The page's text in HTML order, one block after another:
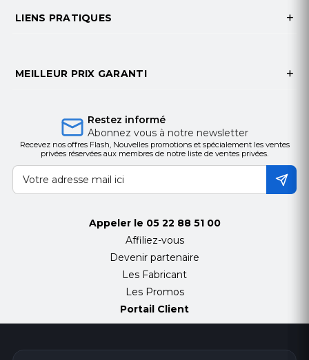
Revêtement en poudre résistant aux rayons UV
Cycle de service %
80
CT10224
Alimentation Vac
230
Fréquence de tension alternative Hz 50/60
Courant nominal A
Classe d'isolation
ET
Niveau de protection IP
Dimensions (D – P – L) mm
320 – 220 – 1110
Longueur maximale du vantail kg4
LIENS PRATIQUES
MEILLEUR PRIX GARANTI
Restez informé
Abonnez vous à notre newsletter
Recevez nos offres Flash, Nouvelles promotions et spécialement les ventes
privées réservées aux membres de notre liste de ventes privées.
Appeler le 05 22 88 51 00
Affiliez-vous
Devenir partenaire
Les Fabricant
Les Promos
Portail Client